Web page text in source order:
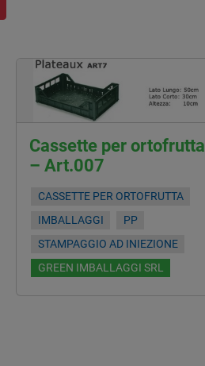
Cassette per ortofrutta
– Art.007
CASSETTE PER ORTOFRUTTA
IMBALLAGGI
PP
STAMPAGGIO AD INIEZIONE
GREEN IMBALLAGGI SRL